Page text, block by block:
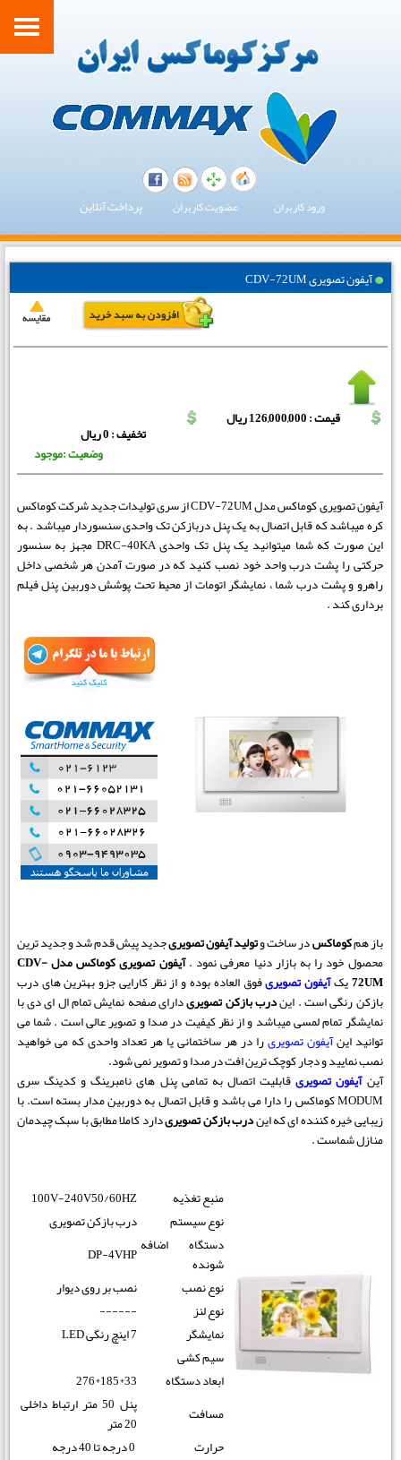
ورود کاربران عضویت کاربران پرداخت آنلاین
آیفون تصویری CDV-72UM
قیمت : 126,000,000 ریال
تخفیف : 0 ریال
وضعیت :موجود
آیفون تصویری کوماکس مدل CDV-72UM از سری تولیدات جدید شرکت کوماکس
کره میباشد که قابل اتصال به یک پنل دربازکن تک واحدی سنسوردار میباشد . به
این صورت که شما میتوانید یک پنل تک واحدی DRC-40KA مجهز به سنسور
حرکتی را پشت درب واحد خود نصب کنید که در صورت آمدن هر شخصی داخل
راهرو و پشت درب شما ، نمایشگر اتومات از محیط تحت پوشش دوربین پنل فیلم
برداری کند .
باز همکوماکسدر ساخت وتولید آیفون تصویریجدید پیش قدم شد و جدید ترین
محصول خود را به بازار دنیا معرفی نمود .
آیفون تصویری کوماکس مدل CDV-
72UMیکآیفون تصویریفوق العاده بوده و از نظر کارایی جزو بهترین های درب
بازکن رنگی است . ایندرب بازکن تصویریدارای صفحه نمایش تمام ال ای دی با
نمایشگر تمام لمسی میباشد و از نظر کیفیت در صدا و تصویر عالی است . شما می
توانید اینآیفون تصویریرا در هر ساختمانی یا هر تعداد واحدی که می خواهید
نصب نمایید و دجار کوچک ترین افت در صدا و تصویر نمی شود.
آینآیفون تصویریقابلیت اتصال به تمامی پنل های نامبرینگ و کدینگ سری
MODUM کوماکس را دارا می باشد و قابل اتصال به دوربین مدار بسته است. با
زیبایی خیره کننده ای که ایندرب بازکن تصویریدارد کاملا مطابق با سبک چیدمان
منازل شماست .
منبع تغذیه
100V-240V50/60HZ
نوع سیستم
درب بازکن تصویری
دستگاه اضافه
شونده
DP-4VHP
نوع نصب
نصب بر روی دیوار
نوع لنز
------
نمایشگر
7 اینچ رنگی LED
سیم کشی
ابعاد دستگاه
33*185*276
مسافت
پنل 50 متر ارتباط داخلی
20 متر
حرارت